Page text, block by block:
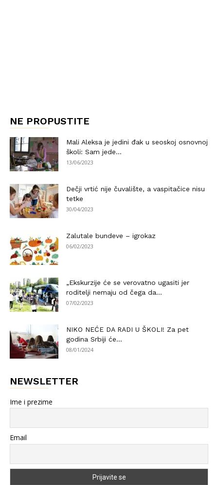
NE PROPUSTITE
Mali Aleksa je jedini đak u seoskoj osnovnoj
školi: Sam jede...
13/06/2023
Dečji vrtić nije čuvalište, a vaspitačice nisu
tetke
30/04/2023
Zalutale bundeve – igrokaz
06/02/2023
„Ekskurzije će se verovatno ugasiti jer
roditelji nemaju od čega da...
07/02/2023
NIKO NEĆE DA RADI U ŠKOLI! Za pet
godina Srbiji će...
08/01/2024
NEWSLETTER
Ime i prezime
Email